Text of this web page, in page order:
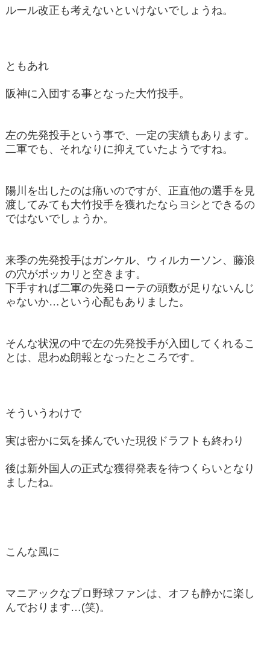
ルール改正も考えないといけないでしょうね。
ともあれ
阪神に入団する事となった大竹投手。
左の先発投手という事で、一定の実績もあります。
二軍でも、それなりに抑えていたようですね。
陽川を出したのは痛いのですが、正直他の選手を見
渡してみても大竹投手を獲れたならヨシとできるの
ではないでしょうか。
来季の先発投手はガンケル、ウィルカーソン、藤浪
の穴がポッカリと空きます。
下手すれば二軍の先発ローテの頭数が足りないんじ
ゃないか…という心配もありました。
そんな状況の中で左の先発投手が入団してくれるこ
とは、思わぬ朗報となったところです。
そういうわけで
実は密かに気を揉んでいた現役ドラフトも終わり
後は新外国人の正式な獲得発表を待つくらいとなり
ましたね。
こんな風に
マニアックなプロ野球ファンは、オフも静かに楽し
んでおります…(笑)。